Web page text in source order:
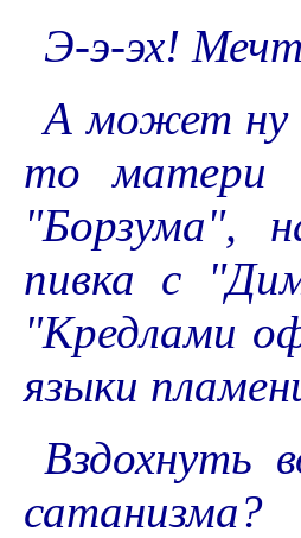
Э-э-эх!
А может ну
то матери
"Борзума",
пивка с
"Кредлами
языки
Вздохнуть
сатанизма?